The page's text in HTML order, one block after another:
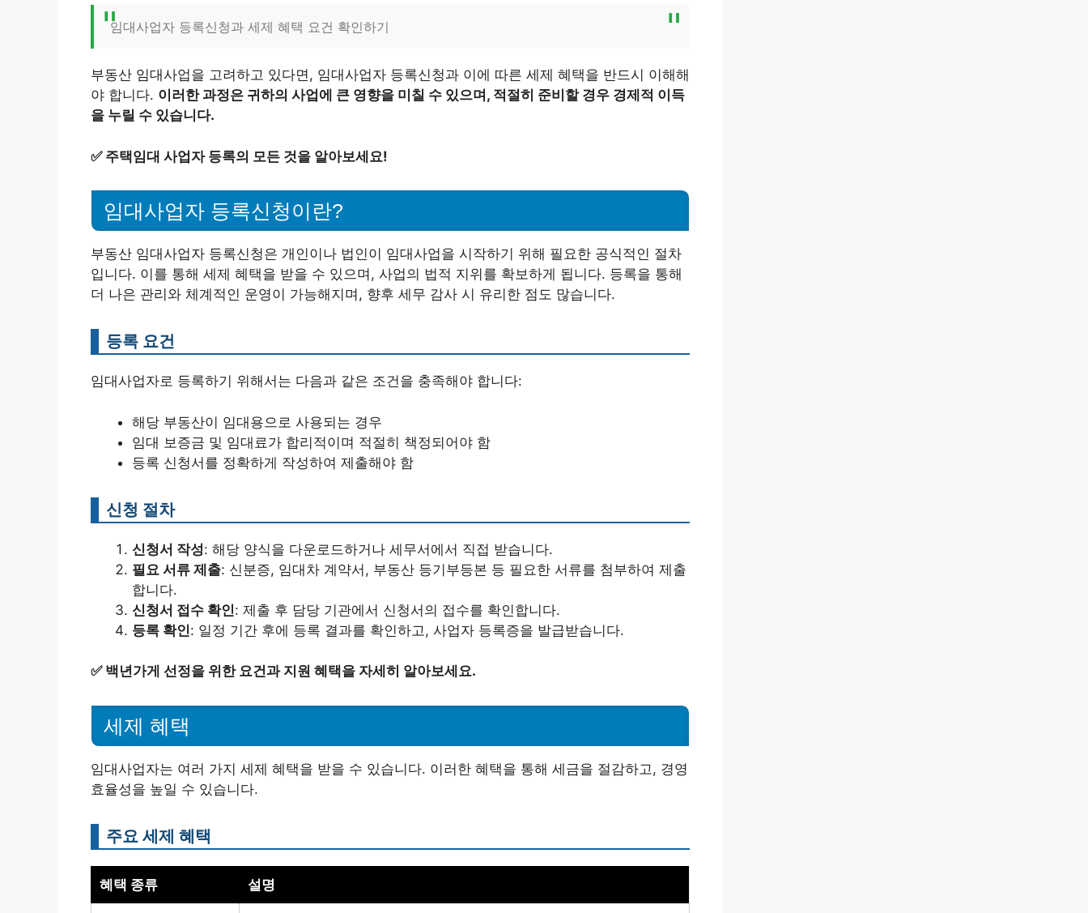
임대사업자 등록신청과 세제 혜택 요건 확인하기
부동산 임대사업을 고려하고 있다면, 임대사업자 등록신청과 이에 따른 세제 혜택을 반드시 이해해
야 합니다. 이러한 과정은 귀하의 사업에 큰 영향을 미칠 수 있으며, 적절히 준비할 경우 경제적 이득
을 누릴 수 있습니다.
✅ 주택임대 사업자 등록의 모든 것을 알아보세요!
임대사업자 등록신청이란?
부동산 임대사업자 등록신청은 개인이나 법인이 임대사업을 시작하기 위해 필요한 공식적인 절차
입니다. 이를 통해 세제 혜택을 받을 수 있으며, 사업의 법적 지위를 확보하게 됩니다. 등록을 통해
더 나은 관리와 체계적인 운영이 가능해지며, 향후 세무 감사 시 유리한 점도 많습니다.
등록 요건
임대사업자로 등록하기 위해서는 다음과 같은 조건을 충족해야 합니다:
해당 부동산이 임대용으로 사용되는 경우
임대 보증금 및 임대료가 합리적이며 적절히 책정되어야 함
등록 신청서를 정확하게 작성하여 제출해야 함
신청 절차
신청서 작성: 해당 양식을 다운로드하거나 세무서에서 직접 받습니다.
필요 서류 제출: 신분증, 임대차 계약서, 부동산 등기부등본 등 필요한 서류를 첨부하여 제출
합니다.
신청서 접수 확인: 제출 후 담당 기관에서 신청서의 접수를 확인합니다.
등록 확인: 일정 기간 후에 등록 결과를 확인하고, 사업자 등록증을 발급받습니다.
✅ 백년가게 선정을 위한 요건과 지원 혜택을 자세히 알아보세요.
세제 혜택
임대사업자는 여러 가지 세제 혜택을 받을 수 있습니다. 이러한 혜택을 통해 세금을 절감하고, 경영
효율성을 높일 수 있습니다.
주요 세제 혜택
혜택 종류 설명